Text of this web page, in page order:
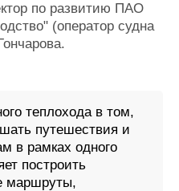
Флот
Галерея флота
Все службы
по развитию ПАО
(оператор судна
теплохода в том,
путешествия и
в рамках одного
построить
маршруты,